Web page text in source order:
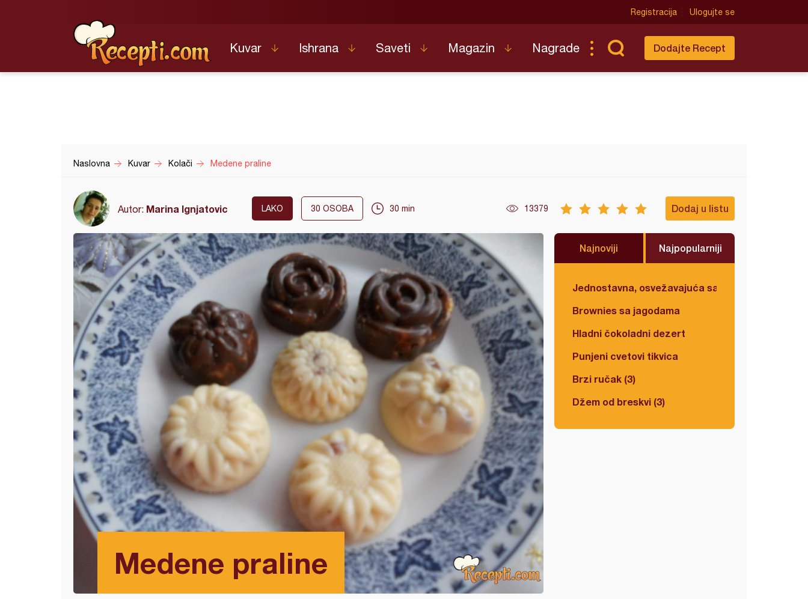
Registracija Ulogujte se
Kuvar Ishrana Saveti Magazin Nagrade Dodajte Recept
Naslovna Kuvar Kolači Medene praline
Autor: Marina Ignjatovic LAKO 30 OSOBA 30 min 13379 Dodaj u listu
Medene praline
Najnoviji Najpopularniji
Jednostavna, osvežavajuća salata
Brownies sa jagodama
Hladni čokoladni dezert
Punjeni cvetovi tikvica
Brzi ručak (3)
Džem od breskvi (3)